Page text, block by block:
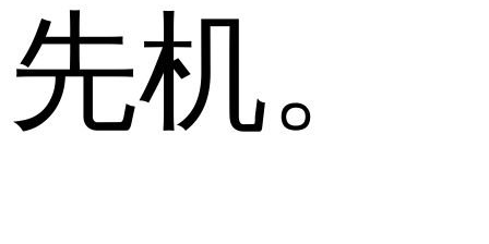
先机。